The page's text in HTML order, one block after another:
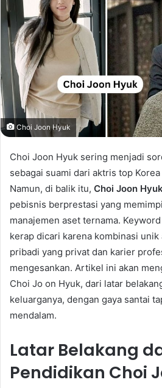
Choi Joon Hyuk
Choi Joon Hyuk sering menjadi
sebagai suami dari aktris top
Namun, di balik itu, Choi Joon Hyuk
pebisnis berprestasi yang
manajemen aset ternama.
kerap dicari karena kombinasi unik
pribadi yang privat dan karier
mengesankan. Artikel ini akan
Choi Jo on Hyuk, dari latar
keluarganya, dengan gaya santai
mendalam.
Latar Belakang
Pendidikan Choi